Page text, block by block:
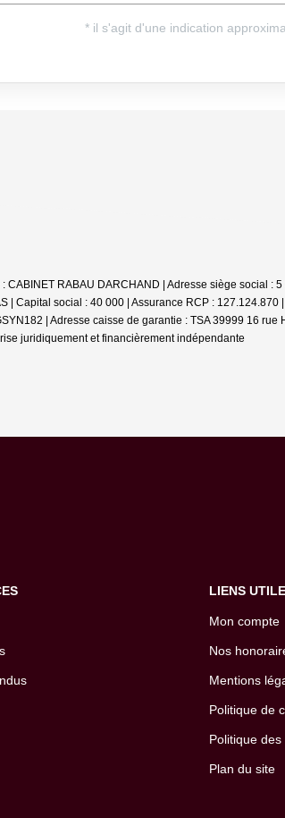
RABAU DARCHAND | Adresse siège social :
| Capital social : 40 000 | Assurance RCP : 127.124.870 |
| Adresse caisse de garantie : TSA 39999 16
juridiquement et financièrement indépendante
LIENS
Mon compte
Nos
Mentions
Politique de
Politique des
Plan du site